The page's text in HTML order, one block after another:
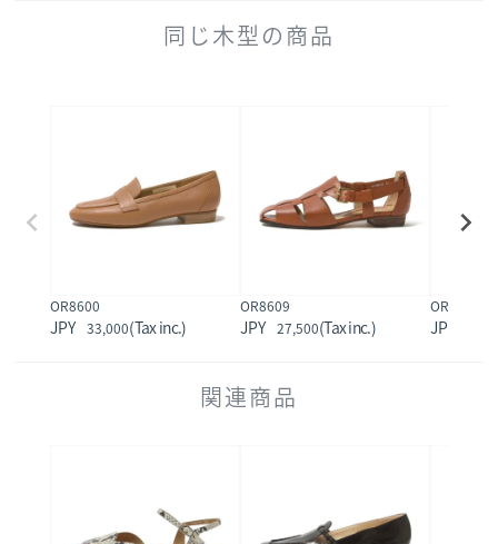
同じ木型の商品
OR8600
33,000
OR8609
27,500
OR8610
関連商品